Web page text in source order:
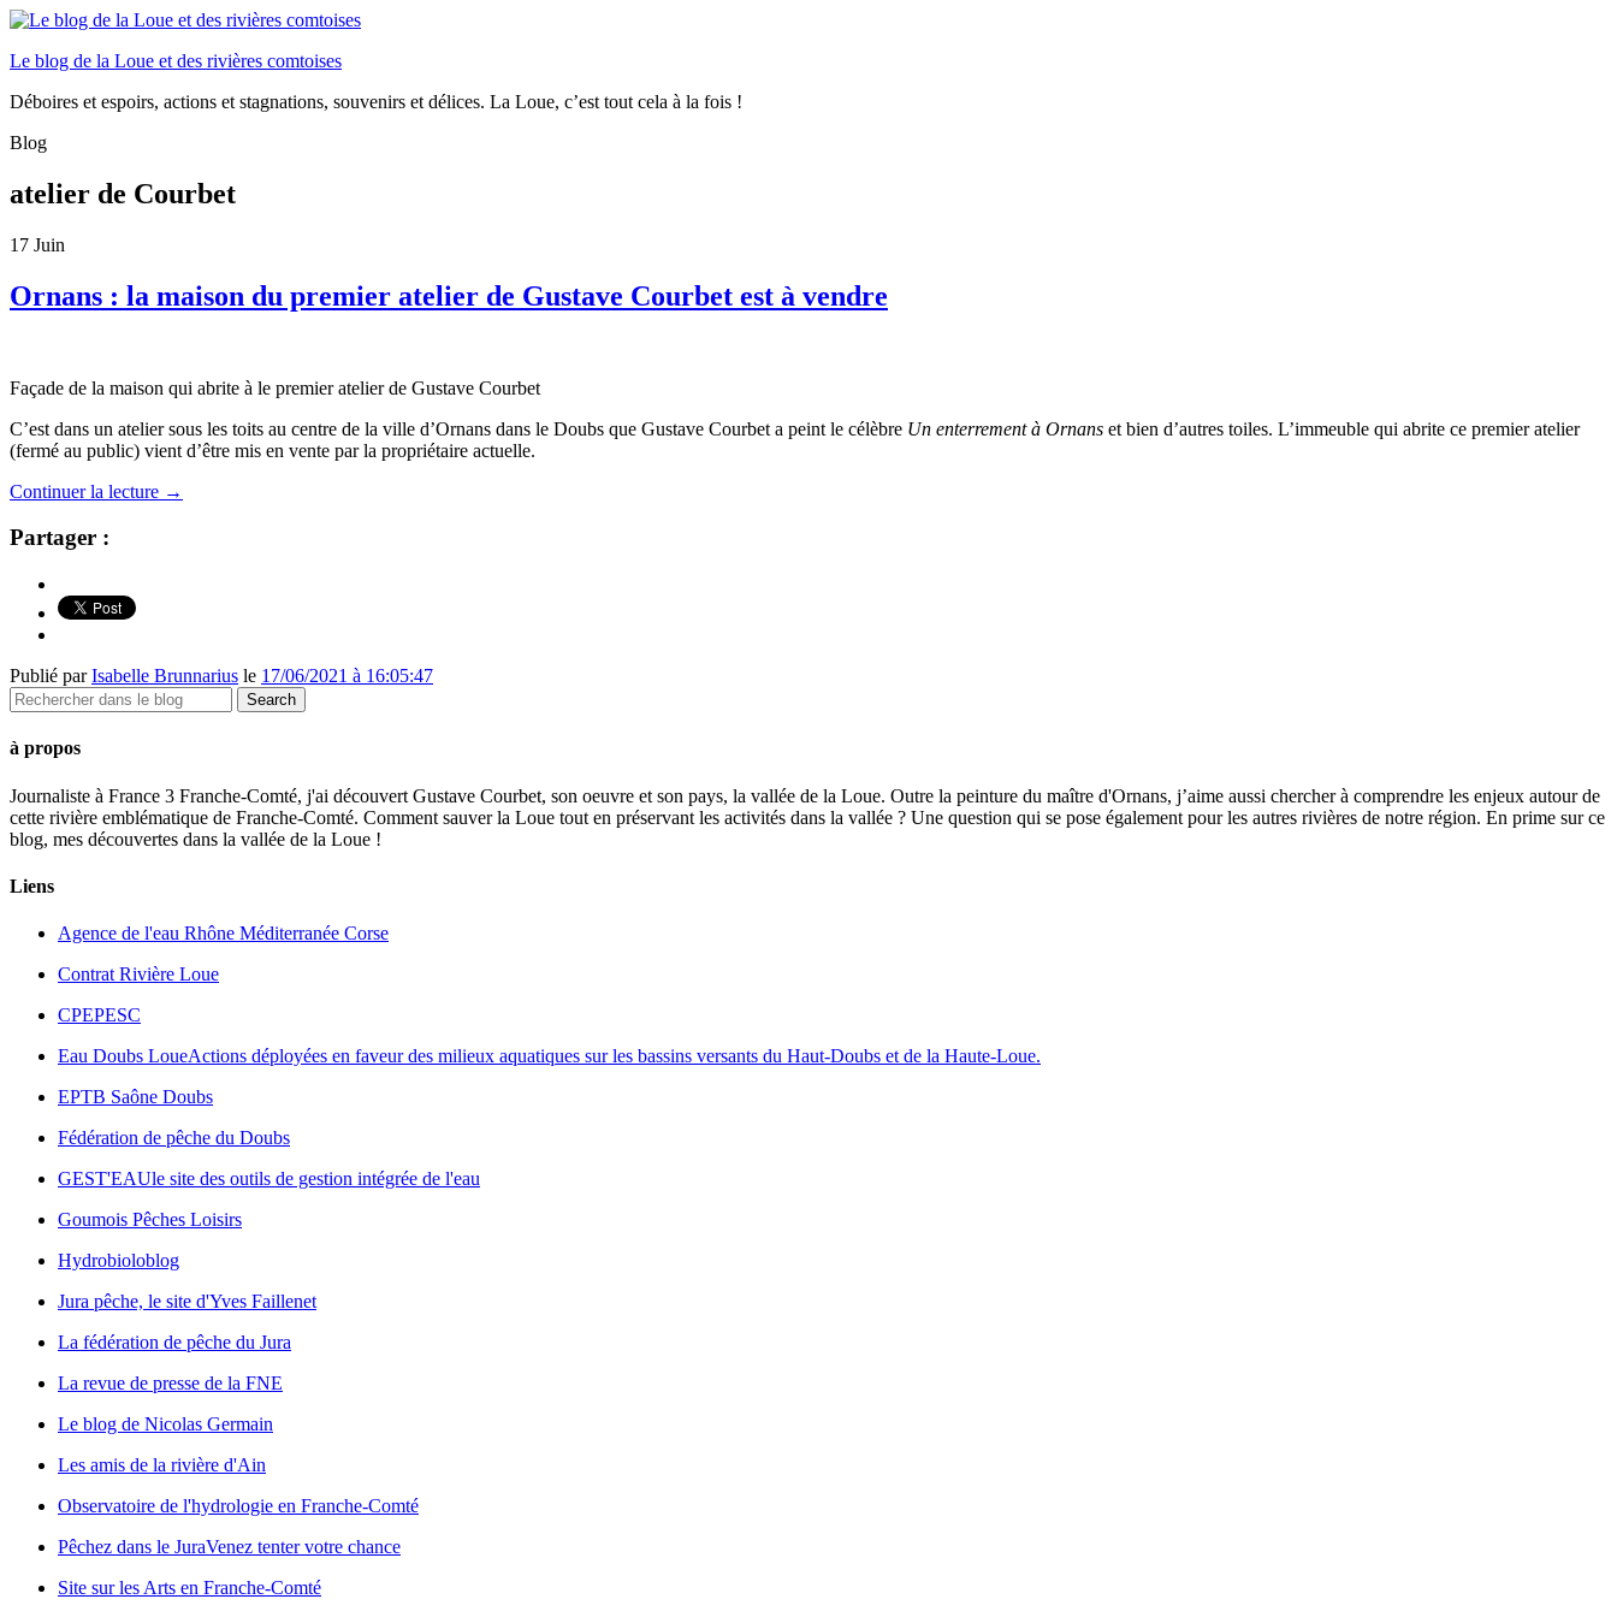
Le blog de la Loue et des rivières comtoises
Déboires et espoirs, actions et stagnations, souvenirs et délices. La Loue, c’est tout cela à la fois !
Blog
atelier de Courbet
17 Juin
Ornans : la maison du premier atelier de Gustave Courbet est à vendre
Façade de la maison qui abrite à le premier atelier de Gustave Courbet
C’est dans un atelier sous les toits au centre de la ville d’Ornans dans le Doubs que Gustave Courbet a peint le célèbre Un enterrement à Ornans et bien d’autres toiles. L’immeuble qui abrite ce premier atelier
(fermé au public) vient d’être mis en vente par la propriétaire actuelle.
Continuer la lecture →
Partager :
Publié parIsabelle Brunnarius le 17/06/2021 à 16:05:47
à propos
Journaliste à France 3 Franche-Comté, j'ai découvert Gustave Courbet, son oeuvre et son pays, la vallée de la Loue. Outre la peinture du maître d'Ornans, j’aime aussi chercher à comprendre les enjeux autour de
cette rivière emblématique de Franche-Comté. Comment sauver la Loue tout en préservant les activités dans la vallée ? Une question qui se pose également pour les autres rivières de notre région. En prime sur ce
blog, mes découvertes dans la vallée de la Loue !
Liens
Agence de l'eau Rhône Méditerranée Corse
Contrat Rivière Loue
CPEPESC
Eau Doubs LoueActions déployées en faveur des milieux aquatiques sur les bassins versants du Haut-Doubs et de la Haute-Loue.
EPTB Saône Doubs
Fédération de pêche du Doubs
GEST'EAUle site des outils de gestion intégrée de l'eau
Goumois Pêches Loisirs
Hydrobioloblog
Jura pêche, le site d'Yves Faillenet
La fédération de pêche du Jura
La revue de presse de la FNE
Le blog de Nicolas Germain
Les amis de la rivière d'Ain
Observatoire de l'hydrologie en Franche-Comté
Pêchez dans le JuraVenez tenter votre chance
Site sur les Arts en Franche-Comté